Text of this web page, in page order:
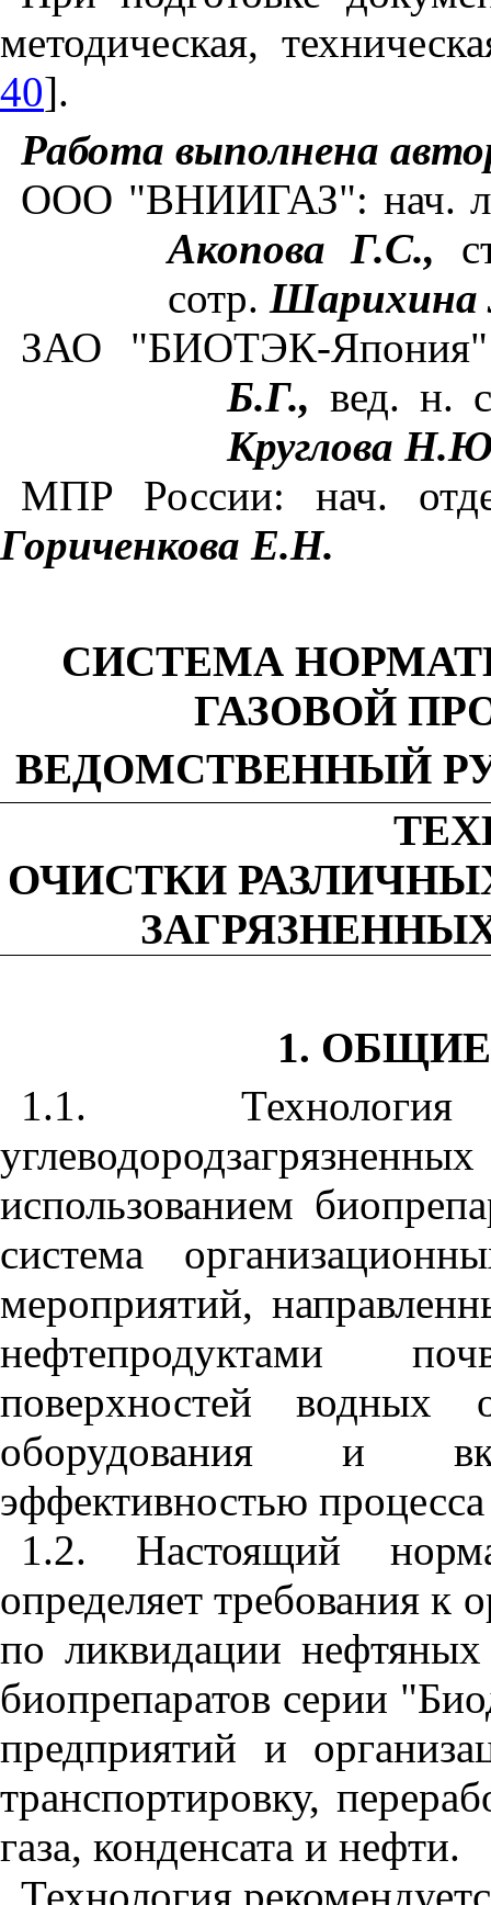
методическая,
40].
Работа выполнена
ООО "ВНИИГАЗ": нач.
Акопова Г.С.,
сотр.Шарихина
ЗАО "БИОТЭК-
Б.Г., вед. н.
Круглова
МПР России: нач.
Гориченкова Е.Н.
СИСТЕМА
ГАЗОВОЙ
ВЕДОМСТВЕННЫЙ
ОЧИСТКИ
1.
1.1.
использованием
система
мероприятий,
нефтепродуктами
поверхностей водных
оборудования и
эффективностью
1.2. Настоящий
определяет требования к
по ликвидации нефтяных
биопрепаратов серии
предприятий и
транспортировку,
газа, конденсата и нефти.